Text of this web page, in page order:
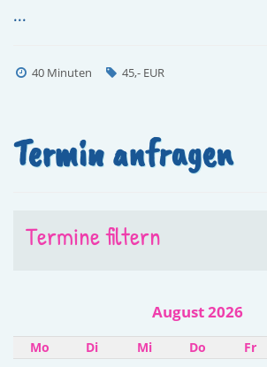
...
40 Minuten 45,- EUR
Termin anfragen
Termine filtern
August 2026
Mo Di Mi Do Fr